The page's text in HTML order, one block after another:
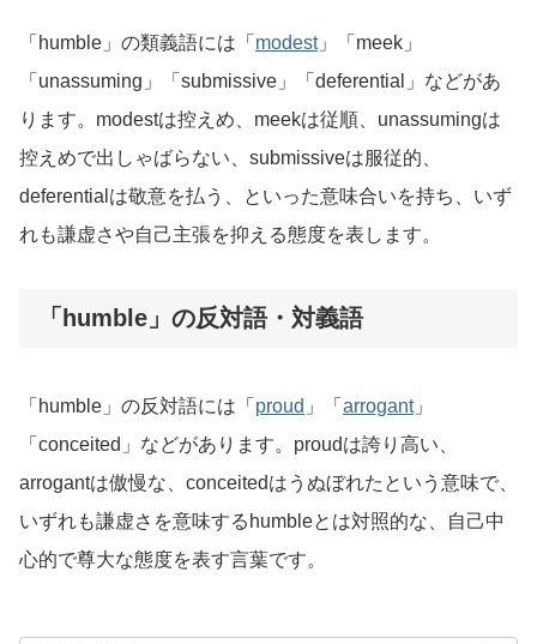
「humble」の類義語には「 modest」「meek」
「unassuming」「submissive」「deferential」などがあ
ります。modestは控えめ、meekは従順、unassumingは
控えめで出しゃばらない、submissiveは服従的、
deferentialは敬意を払う、といった意味合いを持ち、いず
れも謙虚さや自己主張を抑える態度を表します。
「humble」の反対語・対義語
「humble」の反対語には「 proud 」「 arrogant」
「conceited」などがあります。proudは誇り高い、
arrogantは傲慢な、conceitedはうぬぼれたという意味で、
いずれも謙虚さを意味するhumbleとは対照的な、自己中
心的で尊大な態度を表す言葉です。